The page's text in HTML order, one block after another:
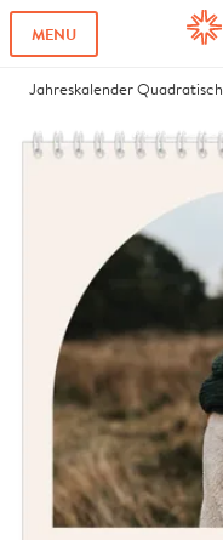
MENU
Jahreskalender Quadratisch